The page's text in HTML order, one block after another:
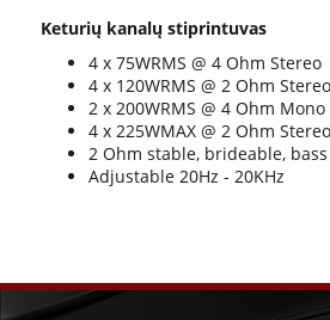
Keturių kanalų stiprintuvas
4 x 75WRMS @ 4 Ohm Stereo
4 x 120WRMS @ 2 Ohm Stereo
2 x 200WRMS @ 4 Ohm Mono
4 x 225WMAX @ 2 Ohm Stereo
2 Ohm stable, brideable,
Adjustable 20Hz - 20KHz